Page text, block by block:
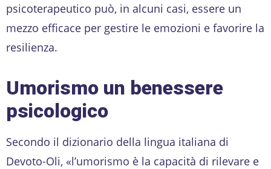
psicoterapeutico può, in alcuni casi, essere un
mezzo efficace per gestire le emozioni e favorire la
resilienza.
Umorismo un benessere
psicologico
Secondo il dizionario della lingua italiana di
Devoto-Oli, «l’umorismo è la capacità di rilevare e